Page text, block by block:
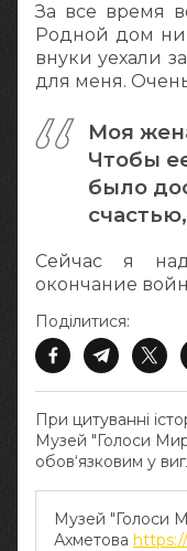
За все время
Родной дом
внуки уехали
для меня.
Моя
Чтобы
было
Сейчас я
окончание
При цитуванні
Музей "Голоси
обов‘язковим у
Музей "Голоси
Ахметова
Поділитися: